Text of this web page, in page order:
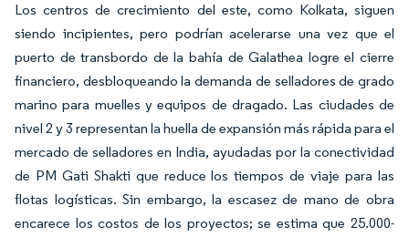
Los centros de crecimiento del este, como Kolkata, siguen
siendo incipientes, pero podrían acelerarse una vez que el
puerto de transbordo de la bahía de Galathea logre el cierre
financiero, desbloqueando la demanda de selladores de grado
marino para muelles y equipos de dragado. Las ciudades de
nivel 2 y 3 representan la huella de expansión más rápida para el
mercado de selladores en India, ayudadas por la conectividad
de PM Gati Shakti que reduce los tiempos de viaje para las
flotas logísticas. Sin embargo, la escasez de mano de obra
encarece los costos de los proyectos; se estima que 25.000-